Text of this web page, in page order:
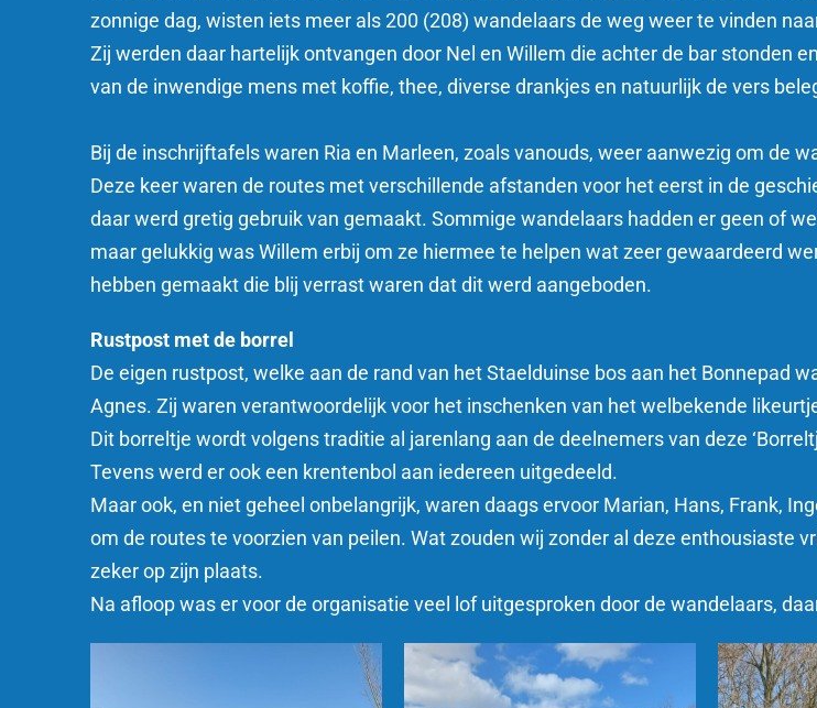
zonnige dag, wisten iets meer als 200 (208) wandelaars de weg weer te vinden
Zij werden daar hartelijk ontvangen door Nel en Willem die achter de bar stonden
van de inwendige mens met koffie, thee, diverse drankjes en natuurlijk de vers
Bij de inschrijftafels waren Ria en Marleen, zoals vanouds, weer aanwezig om de
Deze keer waren de routes met verschillende afstanden voor het eerst in de
daar werd gretig gebruik van gemaakt. Sommige wandelaars hadden er geen of
maar gelukkig was Willem erbij om ze hiermee te helpen wat zeer gewaardeerd
hebben gemaakt die blij verrast waren dat dit werd aangeboden.
Rustpost met de borrel
De eigen rustpost, welke aan de rand van het Staelduinse bos aan het Bonnepad
Agnes. Zij waren verantwoordelijk voor het inschenken van het welbekende
Dit borreltje wordt volgens traditie al jarenlang aan de deelnemers van deze
Tevens werd er ook een krentenbol aan iedereen uitgedeeld.
Maar ook, en niet geheel onbelangrijk, waren daags ervoor Marian, Hans, Frank,
om de routes te voorzien van peilen. Wat zouden wij zonder al deze enthousiaste
zeker op zijn plaats.
Na afloop was er voor de organisatie veel lof uitgesproken door de wandelaars,